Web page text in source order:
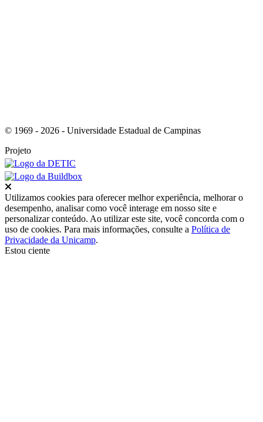
© 1969 - 2026 - Universidade Estadual de Campinas
Projeto
Utilizamos cookies para oferecer melhor experiência, melhorar o
desempenho, analisar como você interage em nosso site e
personalizar conteúdo. Ao utilizar este site, você concorda com o
uso de cookies. Para mais informações, consulte a Política de
Privacidade da Unicamp.
Estou ciente